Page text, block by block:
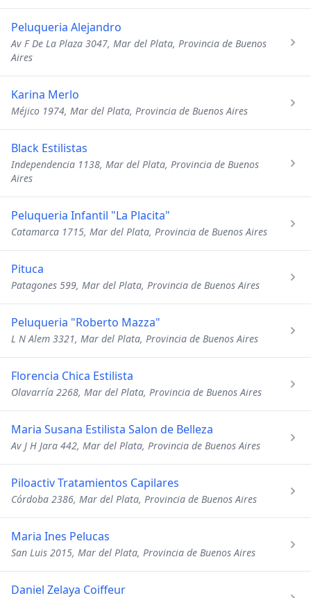
Peluqueria Alejandro
Av F De La Plaza 3047, Mar del Plata, Provincia de Buenos
Aires
Karina Merlo
Méjico 1974, Mar del Plata, Provincia de Buenos Aires
Black Estilistas
Independencia 1138, Mar del Plata, Provincia de Buenos
Aires
Peluqueria Infantil "La Placita"
Catamarca 1715, Mar del Plata, Provincia de Buenos Aires
Pituca
Patagones 599, Mar del Plata, Provincia de Buenos Aires
Peluqueria "Roberto Mazza"
L N Alem 3321, Mar del Plata, Provincia de Buenos Aires
Florencia Chica Estilista
Olavarría 2268, Mar del Plata, Provincia de Buenos Aires
Maria Susana Estilista Salon de Belleza
Av J H Jara 442, Mar del Plata, Provincia de Buenos Aires
Piloactiv Tratamientos Capilares
Córdoba 2386, Mar del Plata, Provincia de Buenos Aires
Maria Ines Pelucas
San Luis 2015, Mar del Plata, Provincia de Buenos Aires
Daniel Zelaya Coiffeur